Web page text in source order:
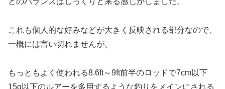
これも個人的な好みなどが大きく反映される部分なので、
一概には言い切れませんが、
もっともよく使われる8.6ft～9ft前半のロッドで7cm以下
15g以下のルアーを多用するような釣りをメインにされる